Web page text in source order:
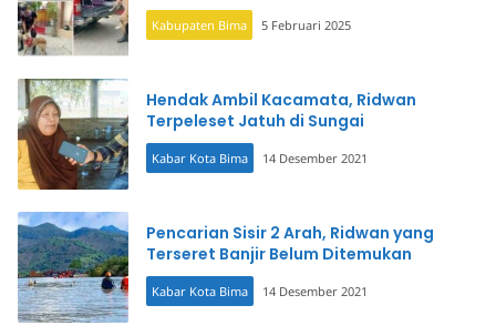
Kabupaten Bima 5 Februari 2025
Hendak Ambil Kacamata, Ridwan
Terpeleset Jatuh di Sungai
Kabar Kota Bima 14 Desember 2021
Pencarian Sisir 2 Arah, Ridwan yang
Terseret Banjir Belum Ditemukan
Kabar Kota Bima 14 Desember 2021